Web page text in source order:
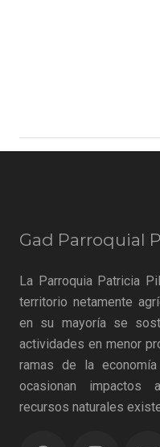
Gad Parroquial
La Parroquia Patricia
territorio netamente
en su mayoría se
actividades en menor
ramas de la
ocasionan impactos
recursos naturales